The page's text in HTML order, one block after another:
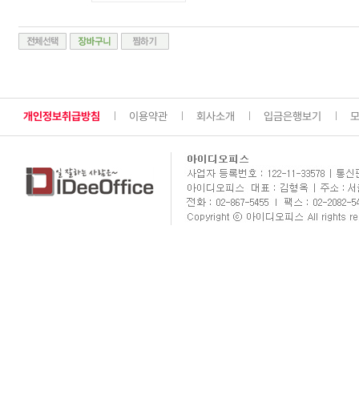
개인정보취급방침 이용약관 회사소개 입금은행보기